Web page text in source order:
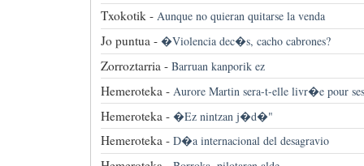
Txokotik - Aunque no quieran quitarse la venda
Jo puntua - �Violencia dec�s, cacho cabrones?
Zorroztarria - Barruan kanporik ez
Hemeroteka - Aurore Martin sera-t-elle livr�e pour
Hemeroteka - �Ez nintzan j�d�"
Hemeroteka - D�a internacional del desagravio